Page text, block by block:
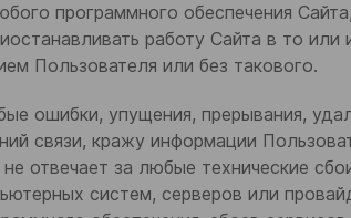
программного обеспечения
работу Сайта в то или
Пользователя или без такового.
ошибки, упущения, прерывания,
связи, кражу информации
отвечает за любые технические
систем, серверов или
и сбыта:
+7 (855) 934-92-27
+7 (843) 202-37-57